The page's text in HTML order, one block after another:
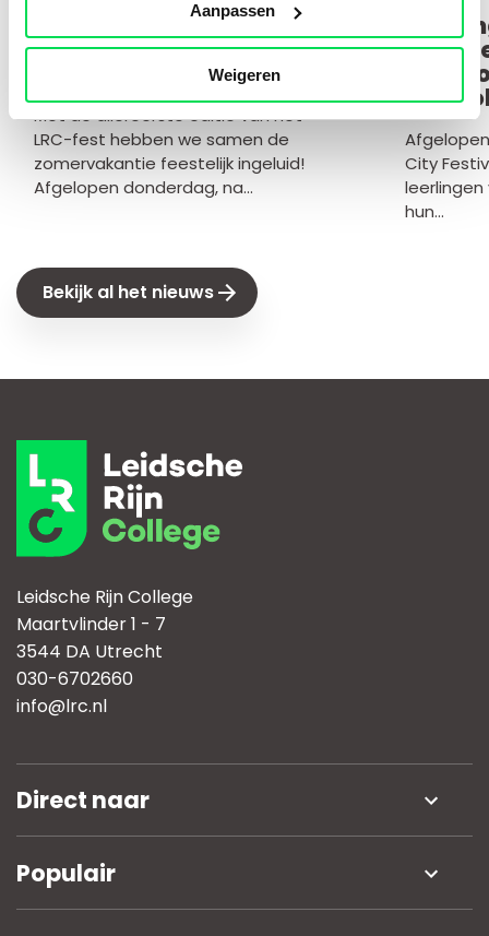
Aanpassen
Weigeren
LRC-fest luidt de
zomervakantie
Met de allereerste editie van het
LRC-fest hebben we samen de
zomervakantie feestelijk ingeluid!
Afgelopen donderdag, na...
Zoë
In
City
leerlingen
hun...
Bekijk al het nieuws
Leidsche Rijn College
Maartvlinder 1 - 7
3544 DA Utrecht
030-6702660
info@lrc.nl
Direct naar
Werken bij
Populair